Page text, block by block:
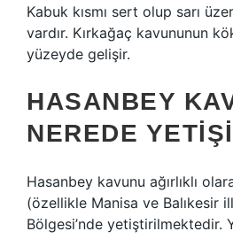
Kabuk kısmı sert olup sarı
vardır. Kırkağaç kavununun
yüzeyde gelişir.
HASANBEY
NEREDE
Hasanbey kavunu ağırlıklı
(özellikle Manisa ve Balıkesir
Bölgesi’nde yetiştirilmektedir.